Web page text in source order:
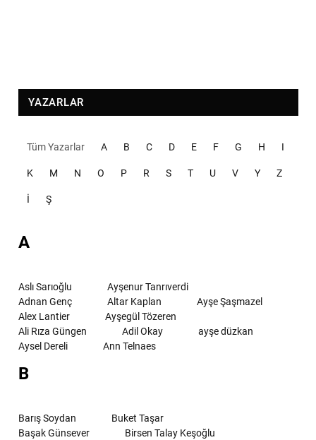
YAZARLAR
Tüm Yazarlar A B C D E F G H I
K M N O P R S T U V Y Z
İ Ş
A
Aslı Sarıoğlu
Ayşenur Tanrıverdi
Adnan Genç
Altar Kaplan
Ayşe Şaşmazel
Alex Lantier
Ayşegül Tözeren
Ali Rıza Güngen
Adil Okay
ayşe düzkan
Aysel Dereli
Ann Telnaes
B
Barış Soydan
Buket Taşar
Başak Günsever
Birsen Talay Keşoğlu